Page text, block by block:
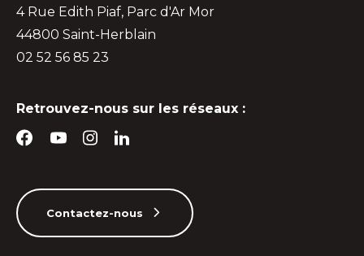
4 Rue Edith Piaf, Parc d'Ar Mor
44800 Saint-Herblain
02 52 56 85 23
Retrouvez-nous sur les réseaux :
Contactez-nous